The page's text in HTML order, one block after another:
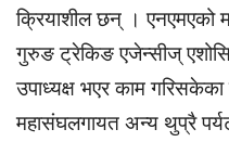
क्रियाशील छन् । एनएमएको
गुरुङ ट्रेकिङ एजेन्सीज्
उपाध्यक्ष भएर काम गरिसकेका
महासंघलगायत अन्य थुप्रै